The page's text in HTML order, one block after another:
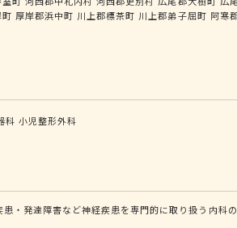
厚岸郡浜中町 川上郡標茶町 川上郡弟子屈町 阿寒
科 小児整形外科
・発達障害など神経疾患を専門的に取り扱う内科